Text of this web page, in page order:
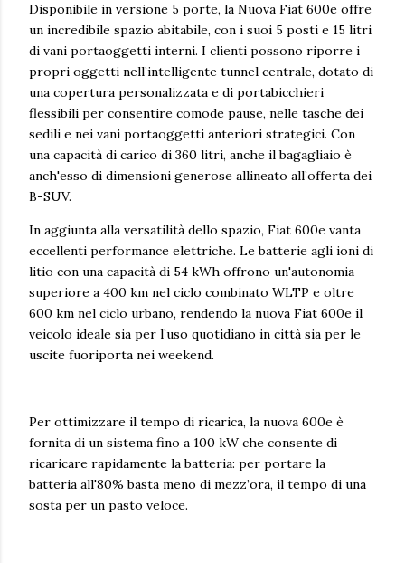
Disponibile in versione 5 porte, la Nuova Fiat 600e offre
un incredibile spazio abitabile, con i suoi 5 posti e 15 litri
di vani portaoggetti interni. I clienti possono riporre i
propri oggetti nell’intelligente tunnel centrale, dotato di
una copertura personalizzata e di portabicchieri
flessibili per consentire comode pause, nelle tasche dei
sedili e nei vani portaoggetti anteriori strategici. Con
una capacità di carico di 360 litri, anche il bagagliaio è
anch'esso di dimensioni generose allineato all’offerta dei
B-SUV.
In aggiunta alla versatilità dello spazio, Fiat 600e vanta
eccellenti performance elettriche. Le batterie agli ioni di
litio con una capacità di 54 kWh offrono un'autonomia
superiore a 400 km nel ciclo combinato WLTP e oltre
600 km nel ciclo urbano, rendendo la nuova Fiat 600e il
veicolo ideale sia per l’uso quotidiano in città sia per le
uscite fuoriporta nei weekend.
Per ottimizzare il tempo di ricarica, la nuova 600e è
fornita di un sistema fino a 100 kW che consente di
ricaricare rapidamente la batteria: per portare la
batteria all'80% basta meno di mezz’ora, il tempo di una
sosta per un pasto veloce.